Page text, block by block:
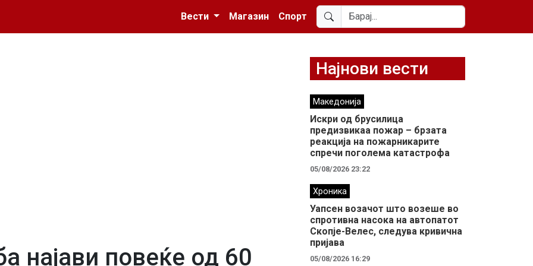
Вести
Магазин Спорт
најави повеќе од 60
Најнови вести
Македонија
Искри од брусилица
предизвикаа пожар – брзата
реакција на пожарникарите
спречи поголема катастрофа
05/08/2026 23:22
Хроника
Уапсен возачот што возеше во
спротивна насока на автопатот
Скопје-Велес, следува кривична
пријава
05/08/2026 16:29